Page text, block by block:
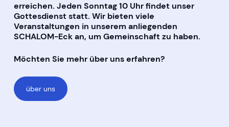
erreichen. Jeden Sonntag 10 Uhr findet unser
Gottesdienst statt. Wir bieten viele
Veranstaltungen in unserem anliegenden
SCHALOM-Eck an, um Gemeinschaft zu haben.
Möchten Sie mehr über uns erfahren?
über uns